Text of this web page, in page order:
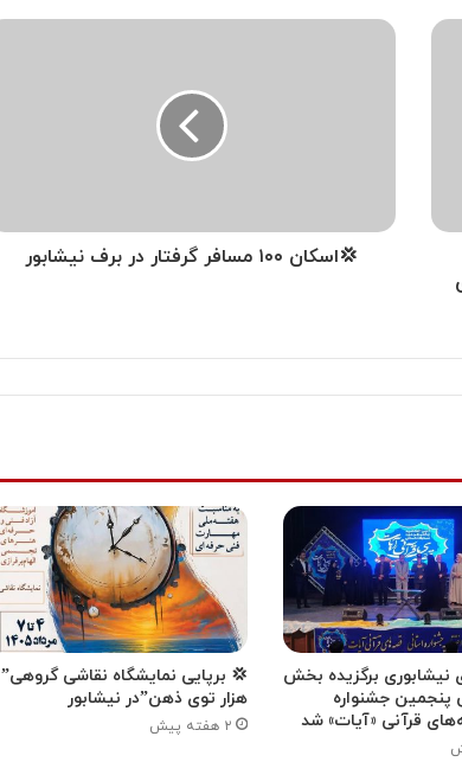
💢اسکان ۱۰۰ مسافر گرفتار در برف نیشابور
برگزیده بخش
جشنواره
قرآنی «آیات» شد
💢 برپایی نمایشگاه نقاشی گروهی”
هزار توی ذهن”در نیشابور
۲ هفته پیش